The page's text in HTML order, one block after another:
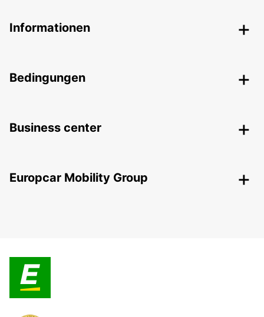
Informationen
Bedingungen
Business center
Europcar Mobility Group